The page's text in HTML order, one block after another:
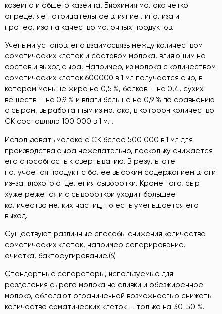
казеина и общего казеина. Биохимия молока четко
определяет отрицательное влияние липолиза и
протеолиза на качество молочных продуктов.
Учеными установлена взаимосвязь между количеством
соматических клеток и составом молока, влияющим на
состав и выход сыра. Например, из молока с количеством
соматических клеток 600000 в 1 мл получается сыр, в
котором меньше жира на 0,5 %, белков — на 0,4, сухих
веществ — на 0,9 % и влаги больше на 0,9 % по сравнению
с сыром, выработанным из молока, в котором количество
СК составляло 100 000 в 1 мл.
Использовать молоко с СК более 500 000 в 1 мл для
производства сыра нежелательно, поскольку снижается
его способность к свертыванию. В результате
получается продукт с более высоким содержанием влаги
из-за плохого отделения сыворотки. Кроме того, сыр
хуже режется и с сывороткой уходит большее
количество мелких частиц, то есть уменьшается его
выход.
Существуют различные способы снижения количества
соматических клеток, например сепарирование,
очистка, бактофугирование.(6)
Стандартные сепараторы, используемые для
разделения сырого молока на сливки и обезжиренное
молоко, обладают ограниченной возможностью снижать
количество соматических клеток — только на 30-50 %.